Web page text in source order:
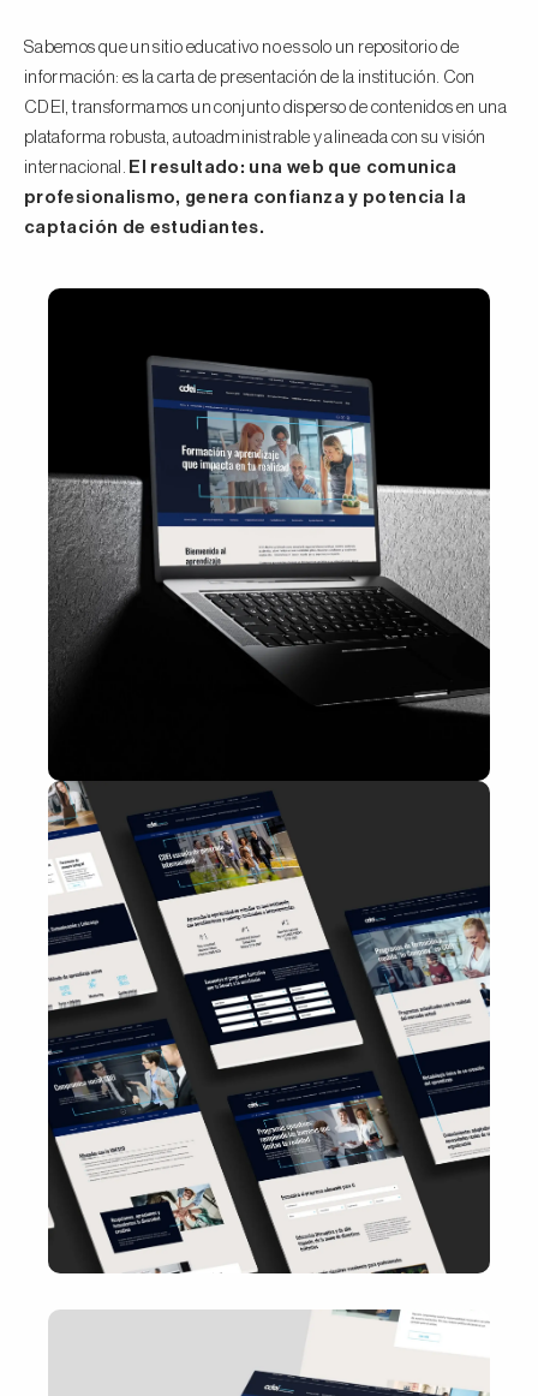
Sabemos que un sitio educativo no es solo un repositorio de
información: es la carta de presentación de la institución. Con
CDEI, transformamos un conjunto disperso de contenidos en una
plataforma robusta, autoadministrable y alineada con su visión
internacional. El resultado: una web que comunica
profesionalismo, genera confianza y potencia la
captación de estudiantes.